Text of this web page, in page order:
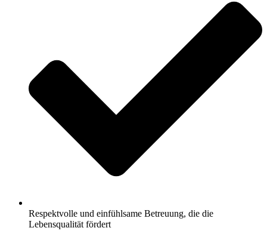
Respektvolle und einfühlsame Betreuung, die die
Lebensqualität fördert